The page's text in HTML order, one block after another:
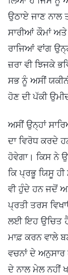
ਉਠਾਏ ਜਾਣ
ਸਾਰੀਆਂ ਕੌਮਾਂ
ਰਾਜਿਆਂ ਵਾਂਗ
ਜ਼ਰਾ ਵੀ ਝਿਜਕੇ
ਸਭ ਨੂੰ ਅਸੀਂ
ਹੋਣ ਦੀ ਪੱਕੀ
ਅਸੀਂ ਉਨ੍ਹਾਂ
ਦਾ ਵਿਰੋਧ ਕਰਦੇ
ਹੋਵੇਗਾ। ਕਿਸ ਨੇ
ਕਿ ਪ੍ਰਭੂ ਯਿਸੂ ਹੀ
ਵੀ ਹੁੰਦੇ ਹਨ ਜਦੋਂ
ਪ੍ਰਤੀ ਤਰਸ
ਲਈ ਇਹ ਉਚਿਤ ਹੈ
ਮਾਫ਼ ਕਰਨ ਵਾਲੇ
ਵਚਨਾਂ ਦੇ
ਦੇ ਨਾਲ ਮੇਲ ਨਹੀਂ